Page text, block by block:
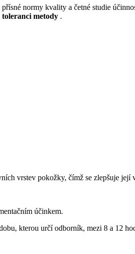
přísné normy kvality a četné studie
toleranci metody .
vrstev pokožky, čímž se zlepšuje její
účinkem.
kterou určí odborník, mezi 8 a 12